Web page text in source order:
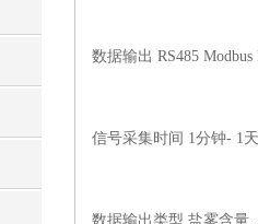
数据输出 RS485 Modbus
信号采集时间 1分钟- 1
数据输出类型 盐雾含量